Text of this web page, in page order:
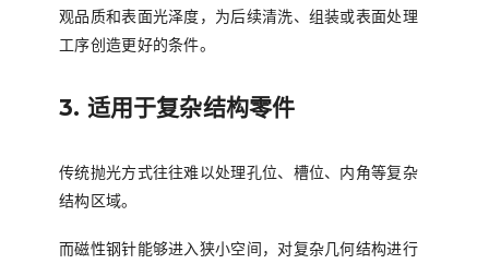
观品质和表面光泽度，为后续清洗、组装或表面处理
工序创造更好的条件。
3. 适用于复杂结构零件
传统抛光方式往往难以处理孔位、槽位、内角等复杂
结构区域。
而磁性钢针能够进入狭小空间，对复杂几何结构进行